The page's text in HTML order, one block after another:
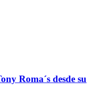
Roma´s desde su